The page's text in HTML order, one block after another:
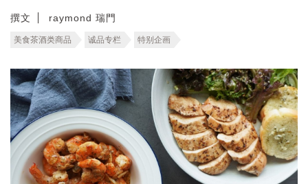
撰文 raymond 瑞門
美食茶酒类商品 诚品专栏 特别企画